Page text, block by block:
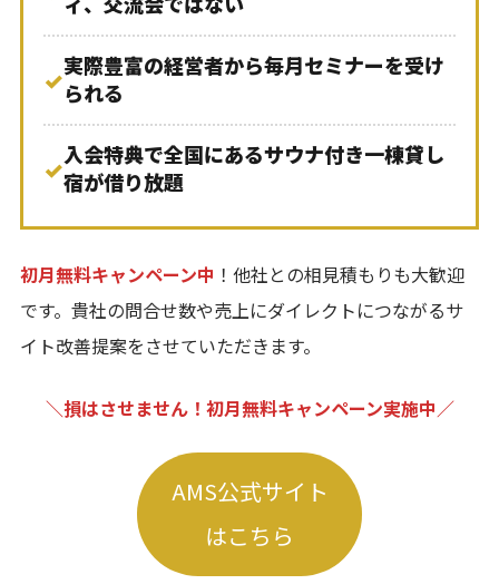
✓実際豊富の経営者から毎月セミナーを受け
られる
✓入会特典で全国にあるサウナ付き一棟貸し
宿が借り放題
初月無料キャンペーン中 ！他社との相見積もりも大歓迎
です。貴社の問合せ数や売上にダイレクトにつながるサ
イト改善提案をさせていただきます。
＼損はさせません！初月無料キャンペーン実施中／
AMS公式サイト
はこちら